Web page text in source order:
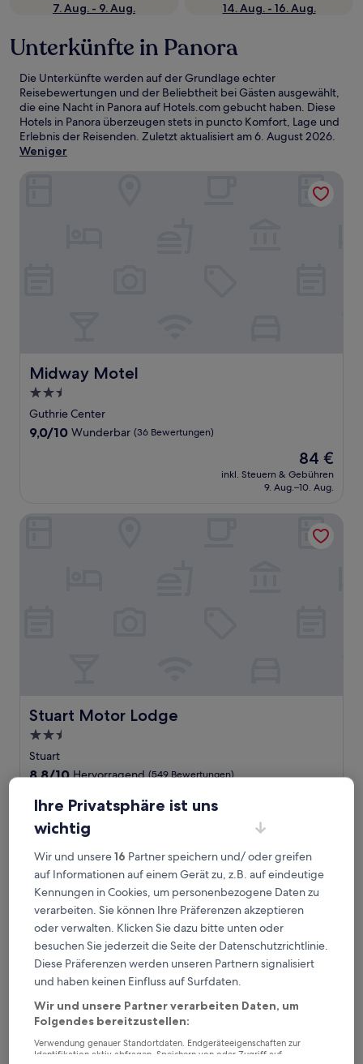
7. Aug. - 9. Aug.
14. Aug. - 16. Aug.
Unterkünfte in Panora
Die Unterkünfte werden auf der Grundlage echter
Reisebewertungen und der Beliebtheit bei Gästen ausgewählt,
die eine Nacht in Panora auf Hotels.com gebucht haben. Diese
Hotels in Panora überzeugen stets in puncto Komfort, Lage und
Erlebnis der Reisenden. Zuletzt aktualisiert am6. August 2026.
Weniger
Midway Motel
Midway Motel
2.5-
Sterne-
Unterkunft
Guthrie Center
9.0
9,0/10 Wunderbar (36 Bewertungen)
Der
Preis
beträgt
84 €
inkl. Steuern & Gebühren
9. Aug.–10. Aug.
Stuart Motor Lodge
Stuart Motor Lodge
2.5-
Sterne-
Unterkunft
Stuart
8.8
10,
(549
8,8/10 Hervorragend (549 Bewertungen)
1. Sept.–2. Sept.
AmericInn by Wyndham Stuart
AmericInn by Wyndham Stuart
AmericInn by Wyndham Stuart
Ihre Privatsphäre ist uns
wichtig
Wir und unsere16 Partner speichern und/ oder greifen
auf Informationen auf einem Gerät zu, z.B. auf eindeutige
Kennungen in Cookies, um personenbezogene Daten zu
verarbeiten. Sie können Ihre Präferenzen akzeptieren
oder verwalten. Klicken Sie dazu bitte unten oder
besuchen Sie jederzeit die Seite der Datenschutzrichtlinie.
Diese Präferenzen werden unseren Partnern signalisiert
und haben keinen Einfluss auf Surfdaten.
Wir und unsere Partner verarbeiten Daten, um
Folgendes bereitzustellen:
Verwendung genauer Standortdaten. Endgeräteeigenschaften zur
Identifikation aktiv abfragen. Speichern von oder Zugriff auf